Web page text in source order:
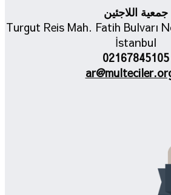
جمعية اللاجئين
Turgut Reis Mah. Fatih Bulvarı
İstanbul
02167845105